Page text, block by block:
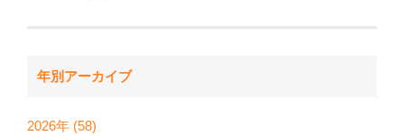
年別アーカイブ
2026年 (58)